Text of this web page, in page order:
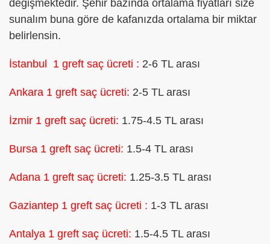
değişmektedir. Şehir bazında ortalama fiyatları size
sunalım buna göre de kafanızda ortalama bir miktar
belirlensin.
İstanbul 1 greft saç ücreti : 2-6 TL arası
Ankara 1 greft saç ücreti: 2-5 TL arası
İzmir 1 greft saç ücreti: 1.75-4.5 TL arası
Bursa 1 greft saç ücreti: 1.5-4 TL arası
Adana 1 greft saç ücreti: 1.25-3.5 TL arası
Gaziantep 1 greft saç ücreti : 1-3 TL arası
Antalya 1 greft saç ücreti: 1.5-4.5 TL arası